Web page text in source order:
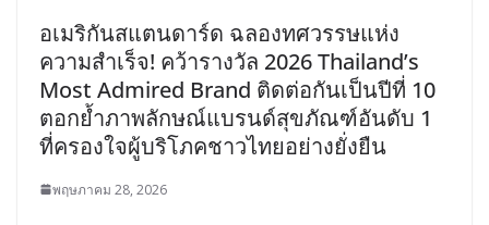
อเมริกันสแตนดาร์ด ฉลองทศวรรษแห่ง
ความสำเร็จ! คว้ารางวัล 2026 Thailand’s
Most Admired Brand ติดต่อกันเป็นปีที่ 10
ตอกย้ำภาพลักษณ์แบรนด์สุขภัณฑ์อันดับ 1
ที่ครองใจผู้บริโภคชาวไทยอย่างยั่งยืน
พฤษภาคม 28, 2026